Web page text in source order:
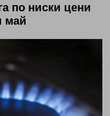
по ниски цени
май